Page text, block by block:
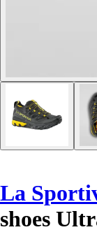
La
shoes